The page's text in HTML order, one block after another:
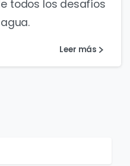
todos los desafíos
Leer más